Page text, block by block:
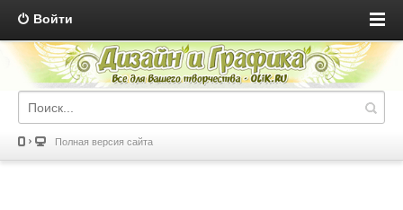
Войти
Полная версия сайта